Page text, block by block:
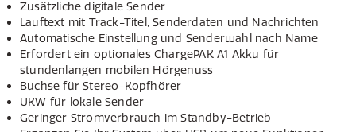
Zusätzliche digitale Sender
Lauftext mit Track-Titel, Senderdaten und Nachrichten
Automatische Einstellung und Senderwahl nach Name
Erfordert ein optionales ChargePAK A1 Akku für
stundenlangen mobilen Hörgenuss
Buchse für Stereo-Kopfhörer
UKW für lokale Sender
Geringer Stromverbrauch im Standby-Betrieb